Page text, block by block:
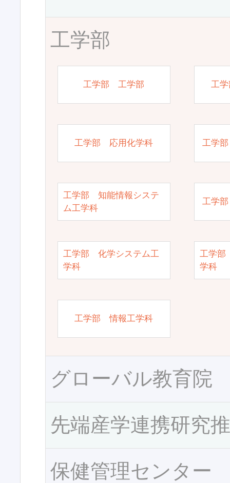
工学部
工学部 工学部 工
工学部 応用化学科 工学
工学部 知能情報システ
ム工学科
工学
工学部 化学システム工
学科
工学部
学科
工学部 情報工学科
グローバル教育院
先端産学連携研究
保健管理センター